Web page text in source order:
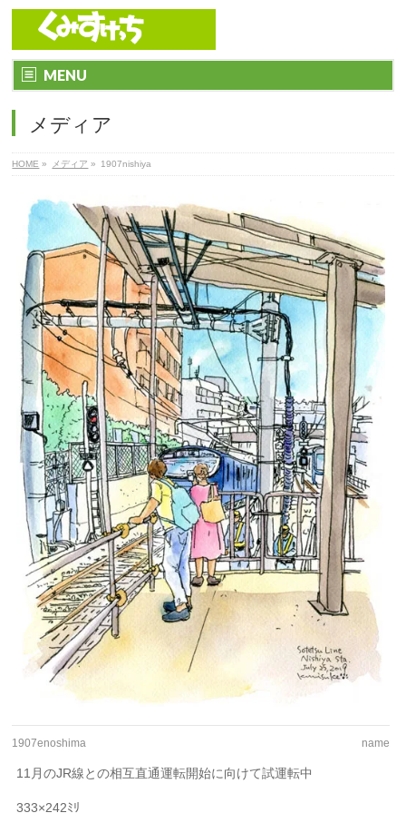
MENU
メディア
HOME » メディア » 1907nishiya
1907enoshima name
11月のJR線との相互直通運転開始に向けて試運転中
333×242ﾐﾘ